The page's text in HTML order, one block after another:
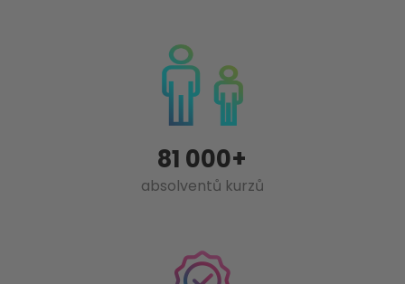
81 000+
absolventů kurzů